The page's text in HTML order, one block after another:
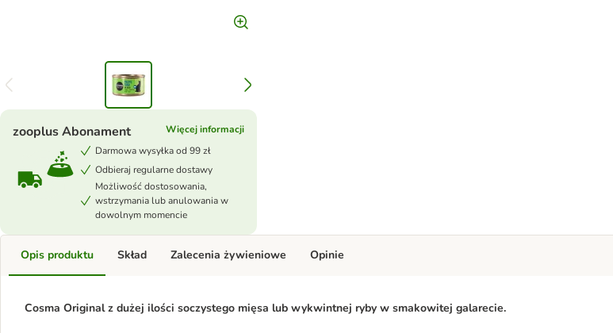
zooplus Abonament
Więcej informacji
Darmowa wysyłka od 99 zł
Odbieraj regularne dostawy
Możliwość dostosowania,
wstrzymania lub anulowania w
dowolnym momencie
Opis produktu
Cosma Original z dużej ilości soczystego mięsa lub wykwintnej ryby w smakowitej galarecie.
Skład Zalecenia żywieniowe Opinie